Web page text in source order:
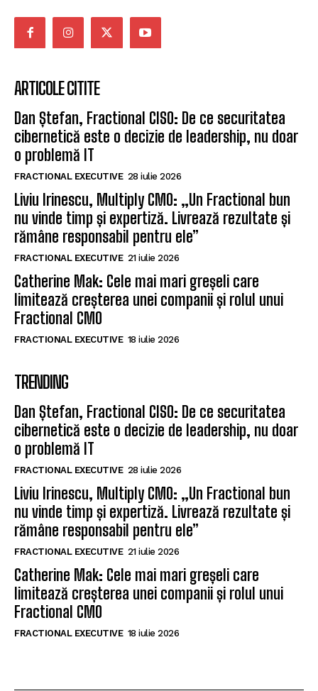
ARTICOLE CITITE
Dan Ștefan, Fractional CISO: De ce securitatea
cibernetică este o decizie de leadership, nu doar
o problemă IT
FRACTIONAL EXECUTIVE 28 iulie 2026
Liviu Irinescu, Multiply CMO: „Un Fractional bun
nu vinde timp și expertiză. Livrează rezultate și
rămâne responsabil pentru ele”
FRACTIONAL EXECUTIVE 21 iulie 2026
Catherine Mak: Cele mai mari greșeli care
limitează creșterea unei companii și rolul unui
Fractional CMO
FRACTIONAL EXECUTIVE 18 iulie 2026
TRENDING
Dan Ștefan, Fractional CISO: De ce securitatea
cibernetică este o decizie de leadership, nu doar
o problemă IT
FRACTIONAL EXECUTIVE 28 iulie 2026
Liviu Irinescu, Multiply CMO: „Un Fractional bun
nu vinde timp și expertiză. Livrează rezultate și
rămâne responsabil pentru ele”
FRACTIONAL EXECUTIVE 21 iulie 2026
Catherine Mak: Cele mai mari greșeli care
limitează creșterea unei companii și rolul unui
Fractional CMO
FRACTIONAL EXECUTIVE 18 iulie 2026